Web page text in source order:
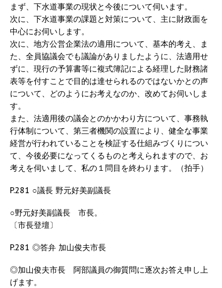
まず、下水道事業の現状と今後について伺います。
次に、下水道事業の課題と対策について、主に財政面を
中心にお伺いします。
次に、地方公営企業法の適用について、基本的考え、ま
た、全員協議会でも議論がありましたように、法適用せ
ずに、現行の予算書等に複式簿記による経理した財務諸
表等を付すことで目的は達せられるのではないかとの声
について、どのようにお考えなのか、改めてお伺いしま
す。
また、法適用後の議会とのかかわり方について、事務執
行体制について、第三者機関の設置により、健全な事業
経営が行われていることを検証する仕組みづくりについ
て、今後必要になってくるものと考えられますので、お
考えを伺いまして、私の１問目を終わります。（拍手）
P.281 ○議長 野元好美副議長
○野元好美副議長 市長。
〔市長登壇〕
P.281 ◎答弁 加山俊夫市長
◎加山俊夫市長 阿部議員の御質問に逐次お答え申し上
げます。